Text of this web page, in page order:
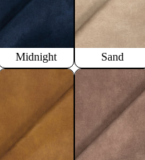
Midnight Sand